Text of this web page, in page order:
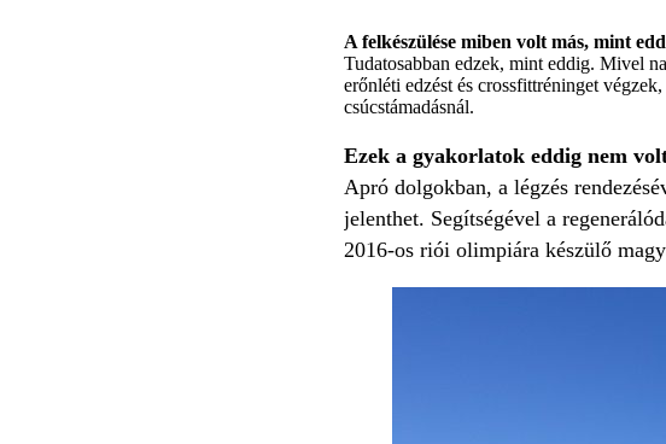
A felkészülése miben volt más, mint
Tudatosabban edzek, mint eddig. Mivel
erőnléti edzést és crossfittréninget
csúcstámadásnál.
Ezek a gyakorlatok eddig nem
Apró dolgokban, a légzés
jelenthet. Segítségével a
2016-os riói olimpiára készülő